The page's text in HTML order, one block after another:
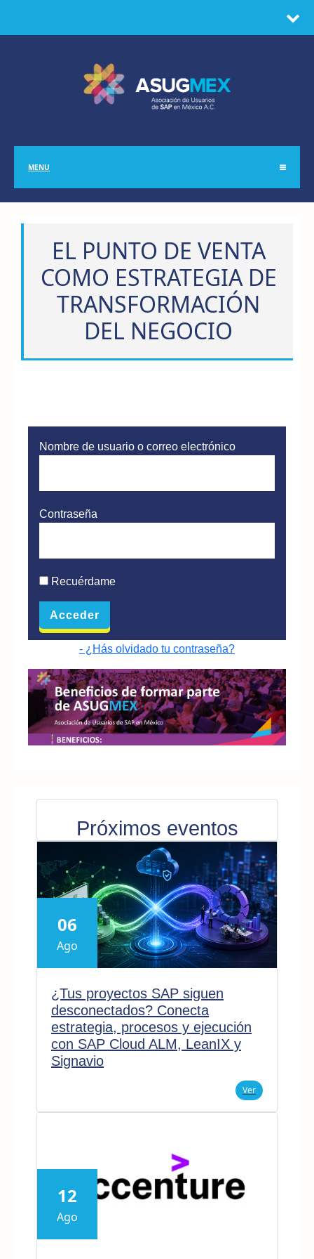
MENU
EL PUNTO DE VENTA
COMO ESTRATEGIA DE
TRANSFORMACIÓN
DEL NEGOCIO
Nombre de usuario o correo electrónico
Contraseña
Recuérdame
- ¿Hás olvidado tu contraseña?
Próximos eventos
06
Ago
¿Tus proyectos SAP siguen
desconectados? Conecta
estrategia, procesos y ejecución
con SAP Cloud ALM, LeanIX y
Signavio
Ver
12
Ago